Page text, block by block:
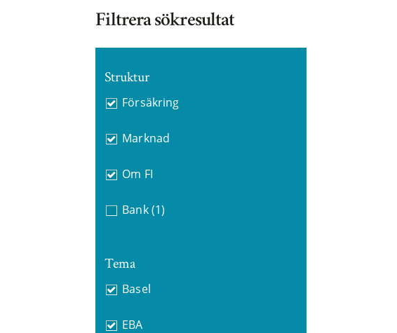
Filtrera sökresultat
Struktur
Försäkring
Marknad
Om FI
Bank (1)
Tema
Basel
EBA